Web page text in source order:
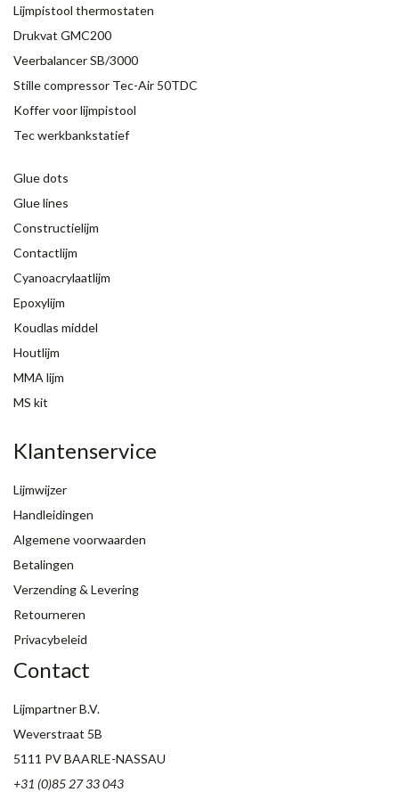
Lijmpistool thermostaten
Drukvat GMC200
Veerbalancer SB/3000
Stille compressor Tec-Air 50TDC
Koffer voor lijmpistool
Tec werkbankstatief
Glue dots
Glue lines
Constructielijm
Contactlijm
Cyanoacrylaatlijm
Epoxylijm
Koudlas middel
Houtlijm
MMA lijm
MS kit
Klantenservice
Lijmwijzer
Handleidingen
Algemene voorwaarden
Betalingen
Verzending & Levering
Retourneren
Privacybeleid
Contact
Lijmpartner B.V.
Weverstraat 5B
5111 PV BAARLE-NASSAU
+31 (0)85 27 33 043